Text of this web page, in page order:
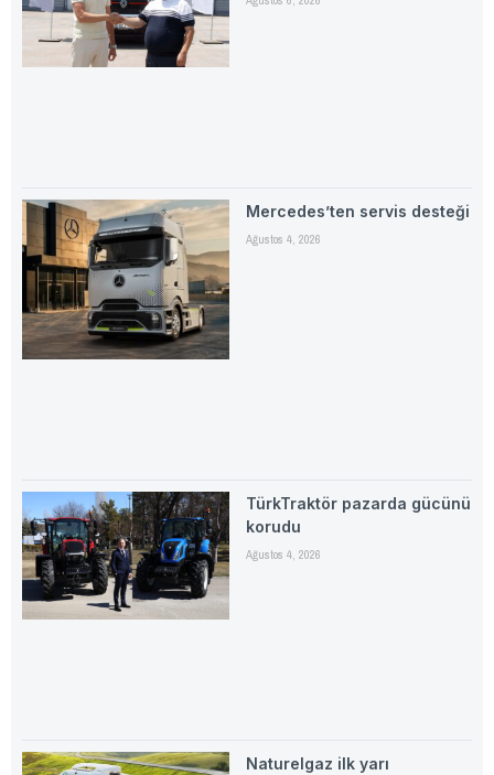
Mercedes’ten servis desteği
Ağustos 4, 2026
TürkTraktör pazarda gücünü
korudu
Ağustos 4, 2026
Naturelgaz ilk yarı